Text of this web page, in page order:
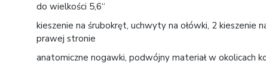
do wielkości 5,6“
kieszenie na śrubokręt, uchwyty na ołówki, 2 kieszenie
prawej stronie
anatomiczne nogawki, podwójny materiał w okolicach